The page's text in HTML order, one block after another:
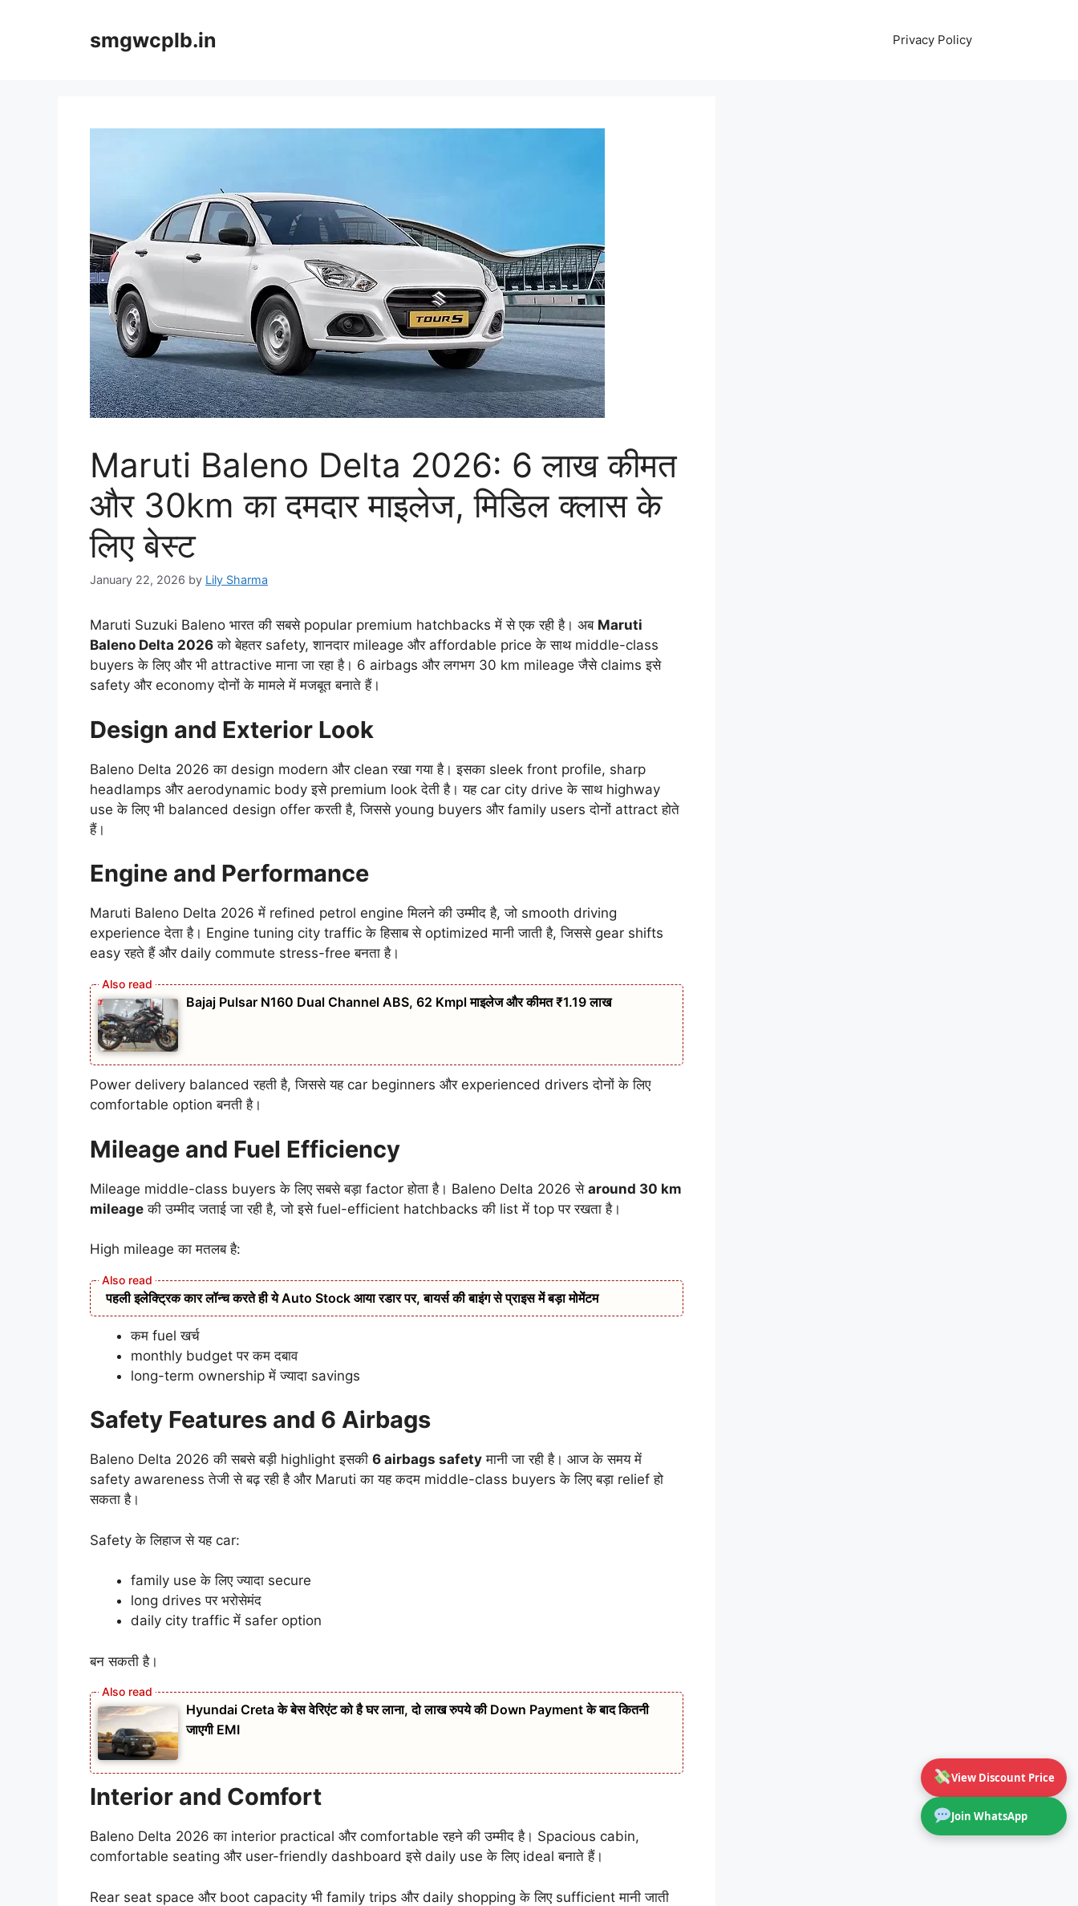
View Discount Price
Join WhatsApp
smgwcplb.in Privacy Policy
Maruti Baleno Delta 2026: 6 लाख कीमत
और 30km का दमदार माइलेज, मिडिल क्लास के
लिए बेस्ट
January 22, 2026 by Lily Sharma
Maruti Suzuki Baleno भारत की सबसे popular premium hatchbacks में से एक रही है। अब Maruti
Baleno Delta 2026 को बेहतर safety, शानदार mileage और affordable price के साथ middle-class
buyers के लिए और भी attractive माना जा रहा है। 6 airbags और लगभग 30 km mileage जैसे claims इसे
safety और economy दोनों के मामले में मजबूत बनाते हैं।
Design and Exterior Look
Baleno Delta 2026 का design modern और clean रखा गया है। इसका sleek front profile, sharp
headlamps और aerodynamic body इसे premium look देती है। यह car city drive के साथ highway
use के लिए भी balanced design offer करती है, जिससे young buyers और family users दोनों attract होते
हैं।
Engine and Performance
Maruti Baleno Delta 2026 में refined petrol engine मिलने की उम्मीद है, जो smooth driving
experience देता है। Engine tuning city traffic के हिसाब से optimized मानी जाती है, जिससे gear shifts
easy रहते हैं और daily commute stress-free बनता है।
Bajaj Pulsar N160 Dual Channel ABS, 62 Kmpl माइलेज और कीमत ₹1.19 लाख
Power delivery balanced रहती है, जिससे यह car beginners और experienced drivers दोनों के लिए
comfortable option बनती है।
Mileage and Fuel Efficiency
Mileage middle-class buyers के लिए सबसे बड़ा factor होता है। Baleno Delta 2026 से around 30 km
mileage की उम्मीद जताई जा रही है, जो इसे fuel-efficient hatchbacks की list में top पर रखता है।
High mileage का मतलब है:
पहली इलेक्ट्रिक कार लॉन्च करते ही ये Auto Stock आया रडार पर, बायर्स की बाइंग से प्राइस में बड़ा मोमेंटम
कम fuel खर्च
monthly budget पर कम दबाव
long-term ownership में ज्यादा savings
Safety Features and 6 Airbags
Baleno Delta 2026 की सबसे बड़ी highlight इसकी 6 airbags safety मानी जा रही है। आज के समय में
safety awareness तेजी से बढ़ रही है और Maruti का यह कदम middle-class buyers के लिए बड़ा relief हो
सकता है।
Safety के लिहाज से यह car:
family use के लिए ज्यादा secure
long drives पर भरोसेमंद
daily city traffic में safer option
बन सकती है।
Hyundai Creta के बेस वेरिएंट को है घर लाना, दो लाख रुपये की Down Payment के बाद कितनी
जाएगी EMI
Interior and Comfort
Baleno Delta 2026 का interior practical और comfortable रहने की उम्मीद है। Spacious cabin,
comfortable seating और user-friendly dashboard इसे daily use के लिए ideal बनाते हैं।
Rear seat space और boot capacity भी family trips और daily shopping के लिए sufficient मानी जाती